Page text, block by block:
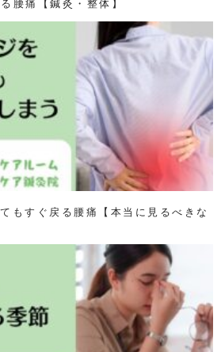
腰痛【鍼灸・整体】
もすぐ戻る腰痛【本当に見るべきな